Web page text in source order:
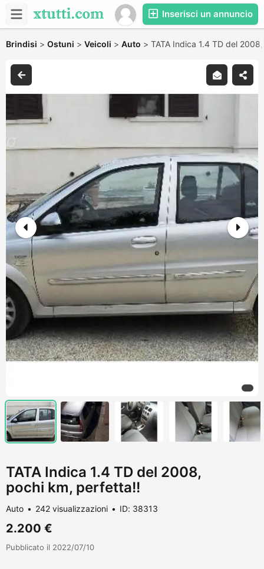
Inserisci un annuncio
Brindisi > Ostuni > Veicoli > Auto > TATA Indica 1.4 TD del
TATA Indica 1.4 TD del 2008,
pochi km, perfetta!!
Auto 242 visualizzazioni ID: 38313
2.200 €
Pubblicato il 2022/07/10